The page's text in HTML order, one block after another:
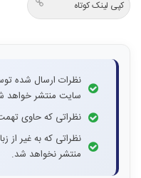
کپی لینک کوتاه
نظرات ارسال شده
سایت منتشر خواهد
نظراتی که حاوی
نظراتی که به غیر از
منتشر نخواهد شد.